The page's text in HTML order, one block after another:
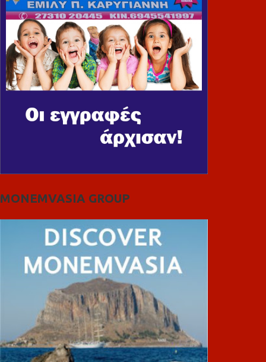
MONEMVASIA GROUP